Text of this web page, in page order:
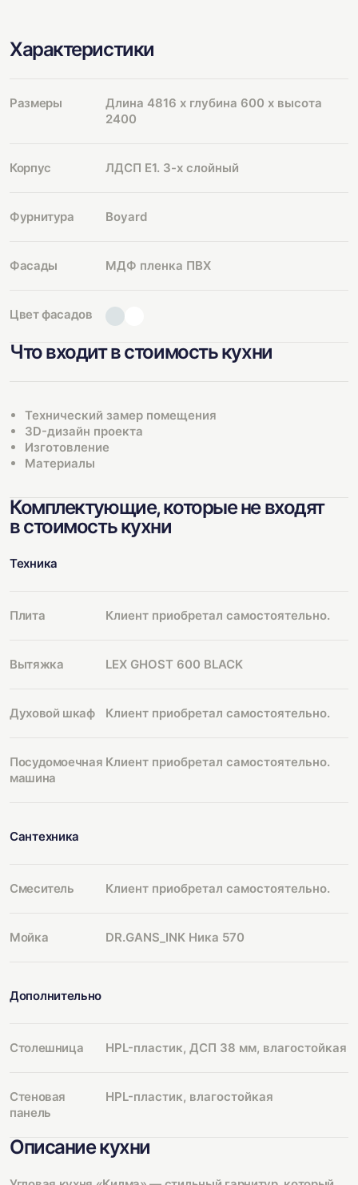
Характеристики
Размеры
Длина 4816 х глубина 600 х высота
2400
Корпус ЛДСП Е1. 3-х слойный
Фурнитура Boyard
Фасады МДФ пленка ПВХ
Цвет фасадов
Что входит в стоимость кухни
Технический замер помещения
3D-дизайн проекта
Изготовление
Материалы
Комплектующие, которые не входят
в стоимость кухни
Техника
Плита Клиент приобретал самостоятельно.
Вытяжка LEX GHOST 600 BLACK
Духовой шкаф Клиент приобретал самостоятельно.
Посудомоечная
машина
Клиент приобретал самостоятельно.
Сантехника
Смеситель Клиент приобретал самостоятельно.
Мойка DR.GANS_INK Ника 570
Дополнительно
Столешница HPL-пластик, ДСП 38 мм, влагостойкая
Стеновая
панель
HPL-пластик, влагостойкая
Описание кухни